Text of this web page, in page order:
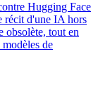
Hugging Face
récit d'une IA hors
obsolète, tout en
de